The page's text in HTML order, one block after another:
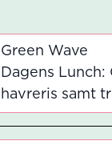
Green Wave
Dagens Lunch:
havreris samt